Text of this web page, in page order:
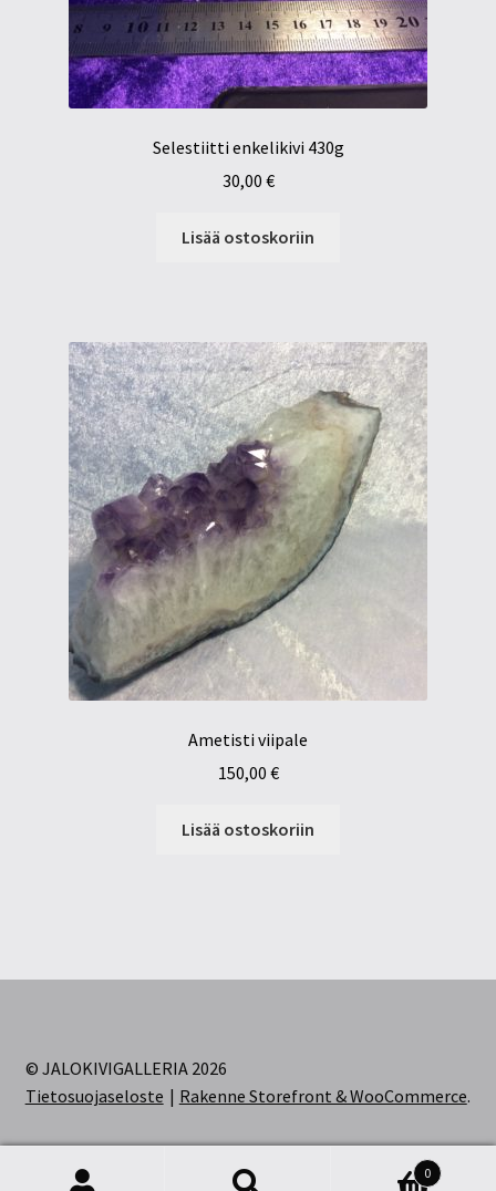
Selestiitti enkelikivi 430g
30,00 €
Lisää ostoskoriin
Ametisti viipale
150,00 €
Lisää ostoskoriin
© JALOKIVIGALLERIA 2026
Tietosuojaseloste
Rakenne Storefront & WooCommerce.
0